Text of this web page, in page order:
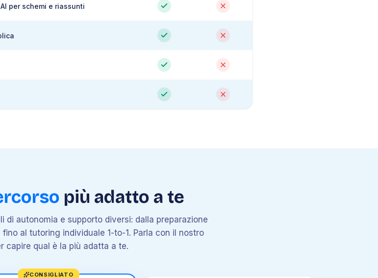
per schemi e riassunti
più adatto a te
di autonomia e supporto diversi: dalla preparazione
al tutoring individuale 1-to-1. Parla con il nostro
capire qual è la più adatta a te.
CONSIGLIATO